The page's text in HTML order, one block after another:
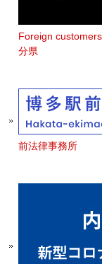
Foreign
分県
前法律事務所